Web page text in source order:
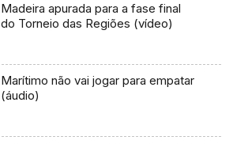
Madeira apurada para a fase final
do Torneio das Regiões (vídeo)
Marítimo não vai jogar para empatar
(áudio)